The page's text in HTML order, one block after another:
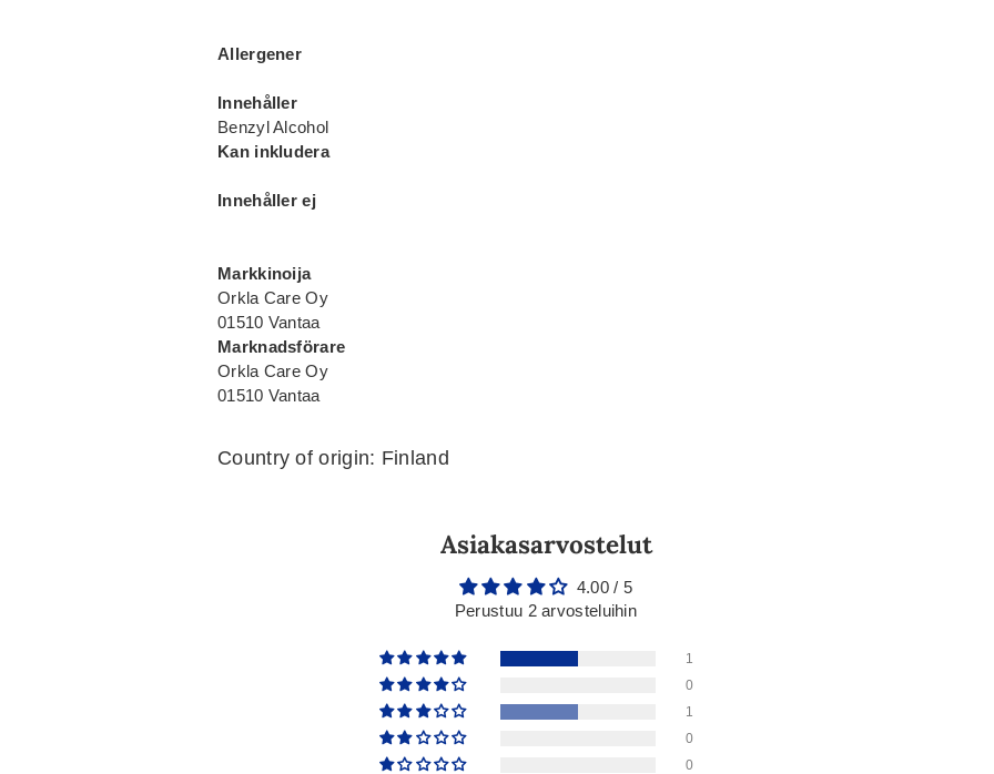
Allergener
Innehåller
Benzyl Alcohol
Kan inkludera
Innehåller ej
Markkinoija
Orkla Care Oy
01510 Vantaa
Marknadsförare
Orkla Care Oy
01510 Vantaa
Country of origin: Finland
Asiakasarvostelut
4.00 / 5
Perustuu 2 arvosteluihin
1
0
1
0
0